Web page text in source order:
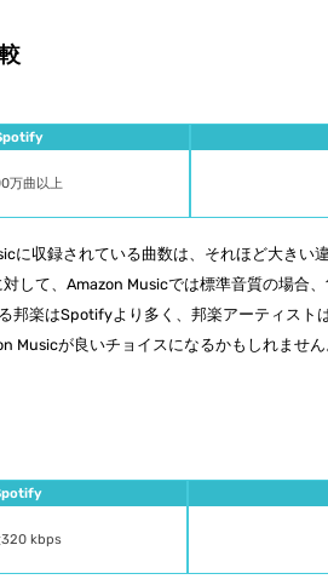
万曲以上
に収録されている曲数は、それほど大き
して、Amazon Musicでは標準音質の場合
邦楽はSpotifyより多く、邦楽アーティス
Musicが良いチョイスになるかもしれません
320 kbps